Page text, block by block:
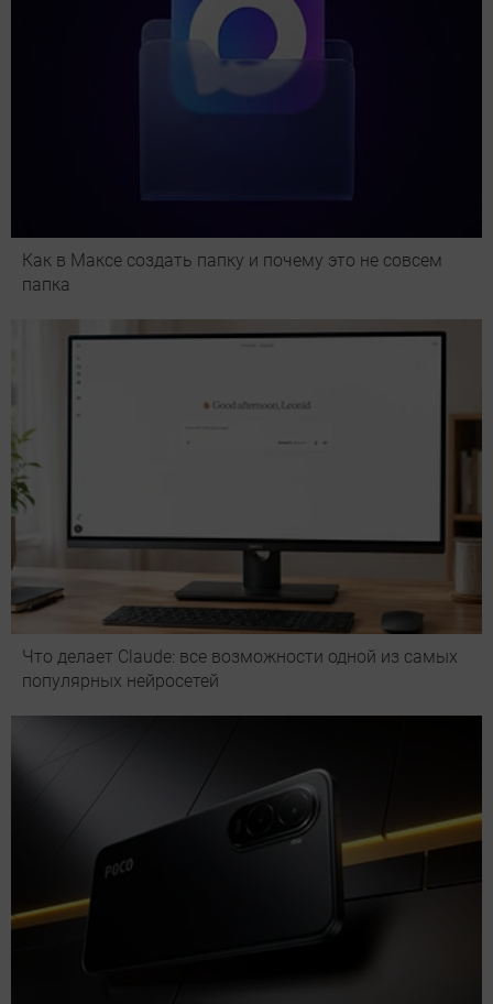
Как в Максе создать папку и почему это не совсем
папка
Что делает Сlaude: все возможности одной из самых
популярных нейросетей